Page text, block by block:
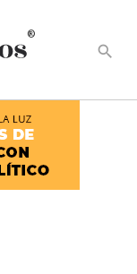
®
search